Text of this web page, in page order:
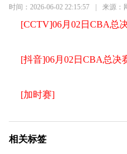
时间：2026-06-02 22:15:57 来源：
[CCTV]06月02日CBA总
[抖音]06月02日CBA总决
[加时赛]
相关标签